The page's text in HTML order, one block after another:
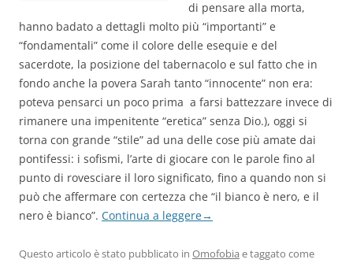
di pensare alla morta,
hanno badato a dettagli molto più “importanti” e
“fondamentali” come il colore delle esequie e del
sacerdote, la posizione del tabernacolo e sul fatto che in
fondo anche la povera Sarah tanto “innocente” non era:
poteva pensarci un poco prima a farsi battezzare invece di
rimanere una impenitente “eretica” senza Dio.), oggi si
torna con grande “stile” ad una delle cose più amate dai
pontifessi: i sofismi, l’arte di giocare con le parole fino al
punto di rovesciare il loro significato, fino a quando non si
può che affermare con certezza che “il bianco è nero, e il
nero è bianco”. Continua a leggere→
Questo articolo è stato pubblicato in Omofobia e taggato come